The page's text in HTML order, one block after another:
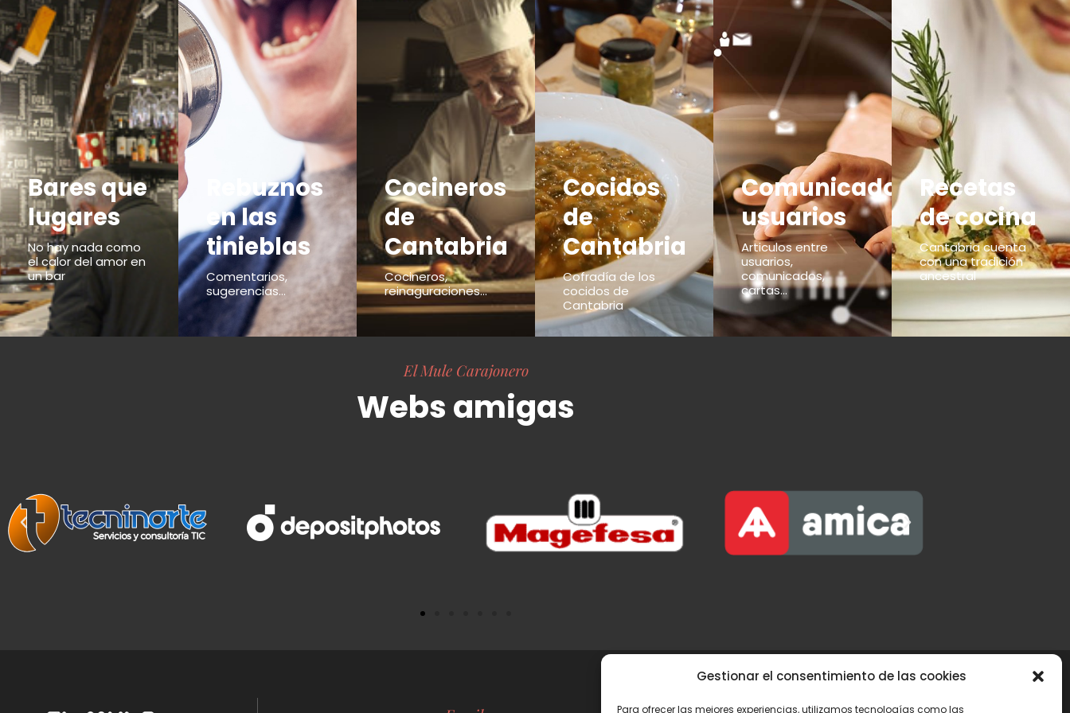
Gestionar el consentimiento de las cookies
Para ofrecer las mejores experiencias, utilizamos tecnologías como las
Bares que
lugares
No hay nada como
el calor del amor en
un bar
Rebuznos
en las
tinieblas
Comentarios,
sugerencias...
Cocineros
de
Cantabria
Cocineros,
reinaguraciones...
Cocidos
de
Cantabria
Cofradía de los
cocidos de
Cantabria
Comunicados
usuarios
Articulos entre
usuarios,
comunicados,
cartas...
Recetas
de cocina
Cantabria cuenta
con una tradición
ancestral
El Mule Carajonero
Webs amigas